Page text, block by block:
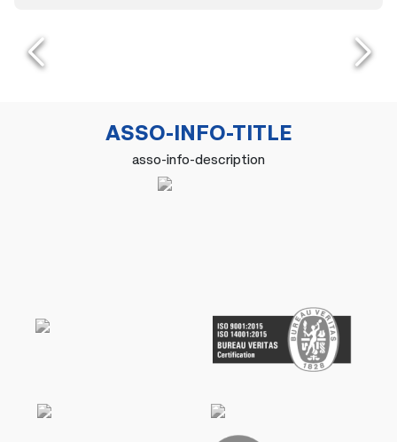
ASSO-INFO-TITLE
asso-info-description